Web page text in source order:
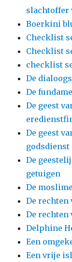
slachtoffer
Boerkini
Checklist
Checklist
checklist
De
De
De geest
De geest
godsdienst
De
getuigen
De
De rechten
De rechten
Delphine
Een
Een vrije